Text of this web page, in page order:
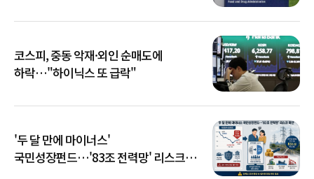
코스피, 중동 악재·외인 순매도에
하락…"하이닉스 또 급락"
'두 달 만에 마이너스'
국민성장펀드…'83조 전력망' 리스크